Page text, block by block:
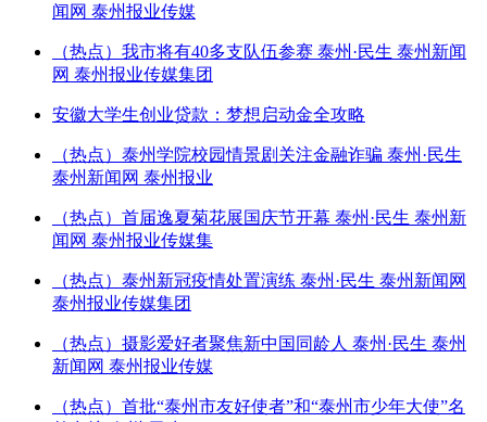
闻网 泰州报业传媒
（热点）我市将有40多支队伍参赛 泰州·民生 泰州新闻
网 泰州报业传媒集团
安徽大学生创业贷款：梦想启动金全攻略
（热点）泰州学院校园情景剧关注金融诈骗 泰州·民生
泰州新闻网 泰州报业
（热点）首届逸夏菊花展国庆节开幕 泰州·民生 泰州新
闻网 泰州报业传媒集
（热点）泰州新冠疫情处置演练 泰州·民生 泰州新闻网
泰州报业传媒集团
（热点）摄影爱好者聚焦新中国同龄人 泰州·民生 泰州
新闻网 泰州报业传媒
（热点）首批“泰州市友好使者”和“泰州市少年大使”名